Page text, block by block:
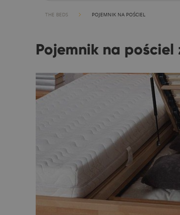
THE BEDS POJEMNIK NA POŚCIEL
Pojemnik na